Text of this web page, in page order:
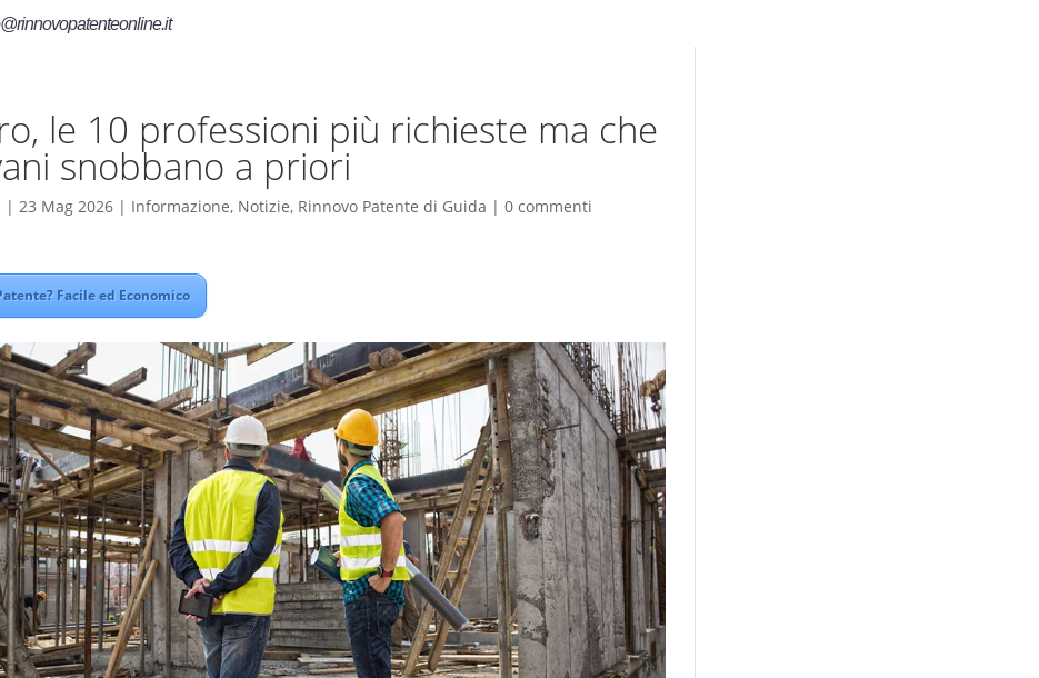
le 10 professioni più richieste ma che
snobbano a priori
| 23 Mag 2026| Informazione, Notizie, Rinnovo Patente di Guida | 0 commenti
Facile ed Economico